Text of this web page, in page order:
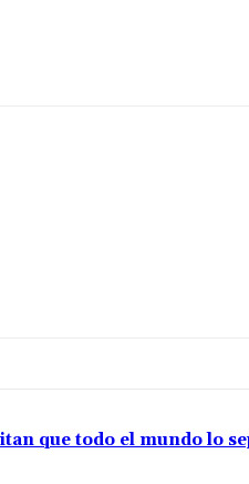
que todo el mundo lo